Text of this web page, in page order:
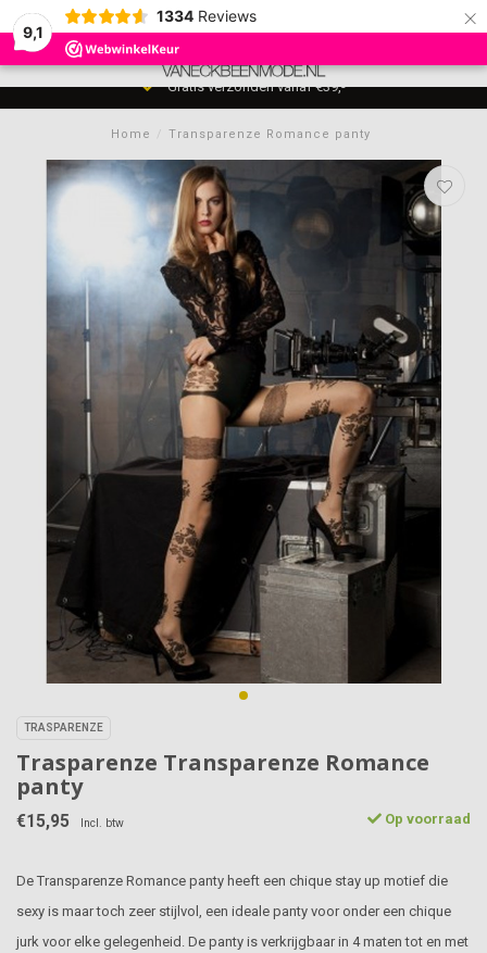
9,1
1334 Reviews ×
MENU
0
Gratis verzonden vanaf €39,-
Home / Transparenze Romance panty
TRASPARENZE
Trasparenze Transparenze Romance
panty
€15,95 Incl. btw Op voorraad
De Transparenze Romance panty heeft een chique stay up motief die
sexy is maar toch zeer stijlvol, een ideale panty voor onder een chique
jurk voor elke gelegenheid. De panty is verkrijgbaar in 4 maten tot en met